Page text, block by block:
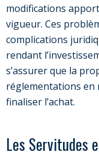
modifications
vigueur. Ces
complications
rendant
s’assurer que la
réglementations en
finaliser l’achat.
Les Servitudes